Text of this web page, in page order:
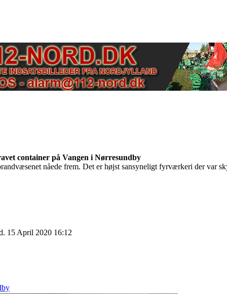
container på Vangen i Nørresundby
nåede frem. Det er højst sansyneligt fyrværkeri der var
15 April 2020 16:12